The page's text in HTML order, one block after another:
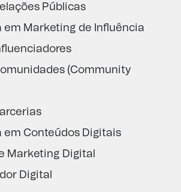
Públicas
em Marketing de Influência
(Community
em Conteúdos Digitais
Marketing Digital
Digital